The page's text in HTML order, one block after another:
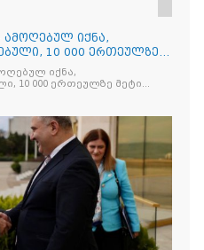
ამოღებულ იქნა,
10 000 ერთეულზე
იქნა,
10 000 ერთეულზე მეტი
უკანონო ნიშანდებული